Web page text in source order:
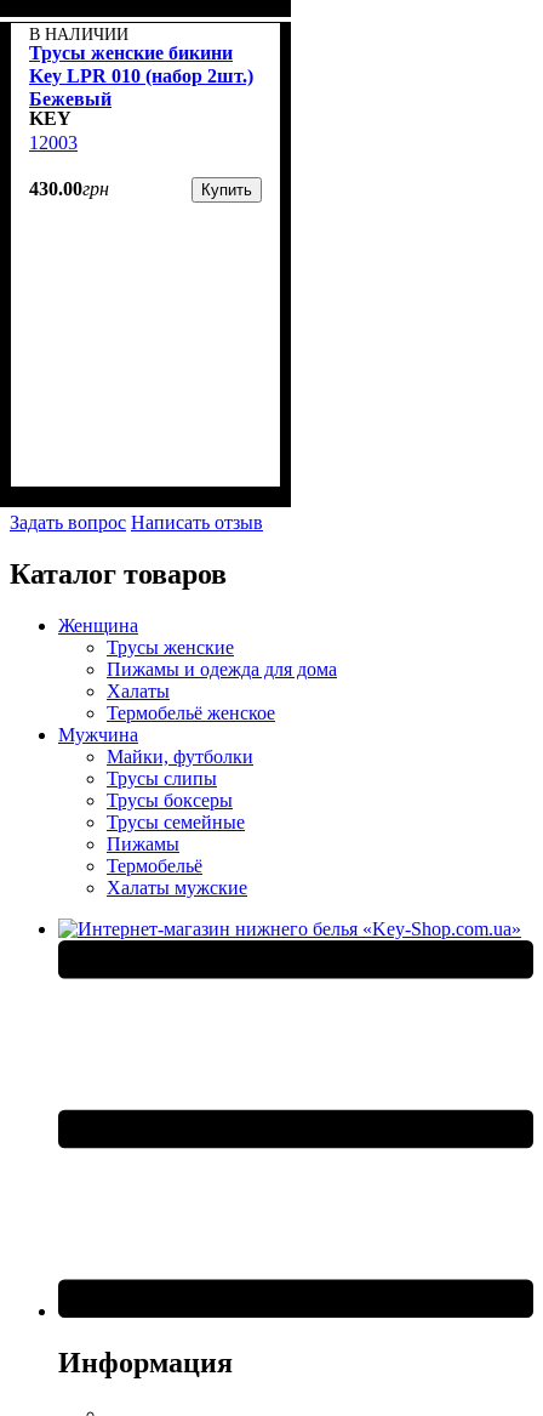
В НАЛИЧИИ
Трусы женские бикини
Key LPR 010 (набор 2шт.)
Бежевый
KEY
12003
430.00грн Купить
Задать вопрос Написать отзыв
Каталог товаров
Женщина
Трусы женские
Пижамы и одежда для дома
Халаты
Термобельё женское
Мужчина
Майки, футболки
Трусы слипы
Трусы боксеры
Трусы семейные
Пижамы
Термобельё
Халаты мужские
Информация